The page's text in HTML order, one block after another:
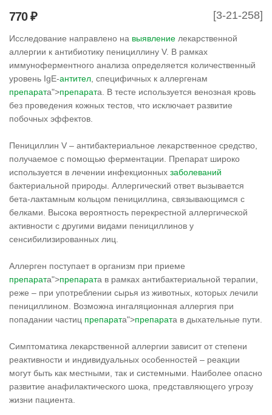
[3-21-258]
770 ₽
Исследование направлено на выявление лекарственной
аллергии к антибиотику пенициллину V. В рамках
иммуноферментного анализа определяется количественный
уровень IgE-антител , специфичных к аллергенам
препарата">препарата. В тесте используется венозная кровь
без проведения кожных тестов, что исключает развитие
побочных эффектов.
Пенициллин V – антибактериальное лекарственное средство,
получаемое с помощью ферментации. Препарат широко
используется в лечении инфекционных заболеваний
бактериальной природы. Аллергический ответ вызывается
бета-лактамным кольцом пенициллина, связывающимся с
белками. Высока вероятность перекрестной аллергической
активности с другими видами пенициллинов у
сенсибилизированных лиц.
Аллерген поступает в организм при приеме
препарата">препарата в рамках антибактериальной терапии,
реже – при употреблении сырья из животных, которых лечили
пенициллином. Возможна ингаляционная аллергия при
попадании частиц препарата">препарата в дыхательные пути.
Симптоматика лекарственной аллергии зависит от степени
реактивности и индивидуальных особенностей – реакции
могут быть как местными, так и системными. Наиболее опасно
развитие анафилактического шока, представляющего угрозу
жизни пациента.